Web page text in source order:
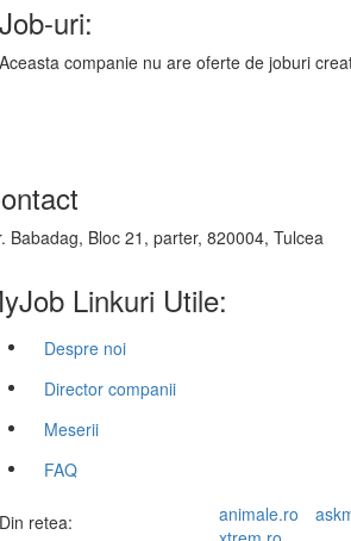
Job-uri:
Aceasta companie nu are oferte de joburi
Babadag, Bloc 21, parter, 820004, Tulcea
Linkuri Utile:
Despre noi
Director companii
Meserii
FAQ
Din retea: animale.ro